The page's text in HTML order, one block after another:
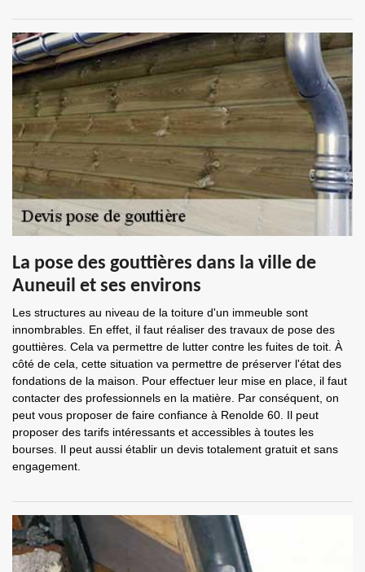
La pose des gouttières dans la ville de
Auneuil et ses environs
Les structures au niveau de la toiture d'un immeuble sont
innombrables. En effet, il faut réaliser des travaux de pose des
gouttières. Cela va permettre de lutter contre les fuites de toit. À
côté de cela, cette situation va permettre de préserver l'état des
fondations de la maison. Pour effectuer leur mise en place, il faut
contacter des professionnels en la matière. Par conséquent, on
peut vous proposer de faire confiance à Renolde 60. Il peut
proposer des tarifs intéressants et accessibles à toutes les
bourses. Il peut aussi établir un devis totalement gratuit et sans
engagement.